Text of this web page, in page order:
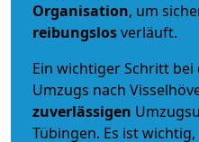
Organisation, um
reibungslosverläuft.
Ein wichtiger Schritt
Umzugs nach
zuverlässigen
Tübingen. Es ist